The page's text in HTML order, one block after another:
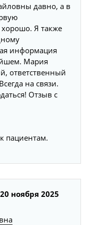
давно, а в
Я также
информация
Мария
ответственный
на связи.
Отзыв с
пациентам.
20 ноября 2025